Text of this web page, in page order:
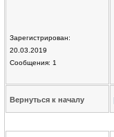
Зарегистрирован:
20.03.2019
Сообщения: 1
Вернуться к началу